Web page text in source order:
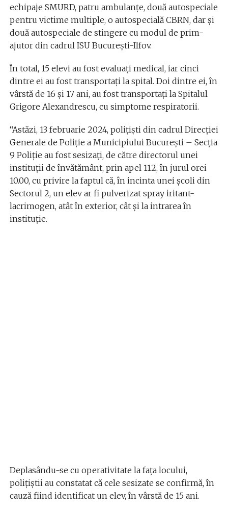
echipaje SMURD, patru ambulanţe, două autospeciale
pentru victime multiple, o autospecială CBRN, dar şi
două autospeciale de stingere cu modul de prim-
ajutor din cadrul ISU Bucureşti-Ilfov.
În total, 15 elevi au fost evaluaţi medical, iar cinci
dintre ei au fost transportaţi la spital. Doi dintre ei, în
vârstă de 16 şi 17 ani, au fost transportaţi la Spitalul
Grigore Alexandrescu, cu simptome respiratorii.
“Astăzi, 13 februarie 2024, polițiști din cadrul Direcției
Generale de Poliție a Municipiului București – Secția
9 Poliție au fost sesizați, de către directorul unei
instituții de învătământ, prin apel 112, în jurul orei
10.00, cu privire la faptul că, în incinta unei școli din
Sectorul 2, un elev ar fi pulverizat spray iritant-
lacrimogen, atât în exterior, cât și la intrarea în
instituție.
Deplasându-se cu operativitate la fața locului,
polițiștii au constatat că cele sesizate se confirmă, în
cauză fiind identificat un elev, în vârstă de 15 ani.